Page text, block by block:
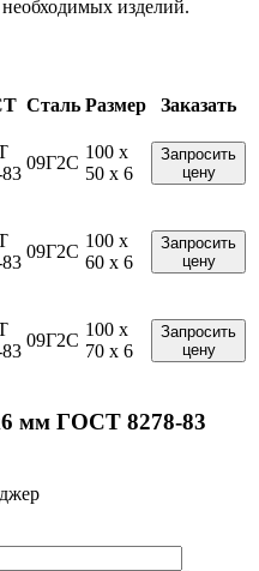
изделий.
Сталь Размер
Заказать
09Г2С
100 x
50 x 6
Запросить
цену
09Г2С
100 x
60 x 6
Запросить
цену
09Г2С
100 x
70 x 6
Запросить
цену
мм ГОСТ 8278-83